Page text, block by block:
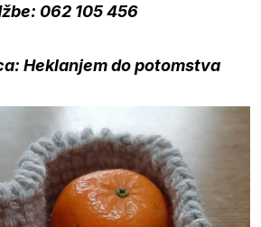
062 105 456
Heklanjem do potomstva